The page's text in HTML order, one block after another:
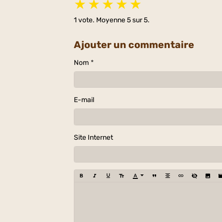
★ ★ ★ ★ ★
1 vote. Moyenne5sur 5.
Ajouter un commentaire
Nom
E-mail
Site Internet